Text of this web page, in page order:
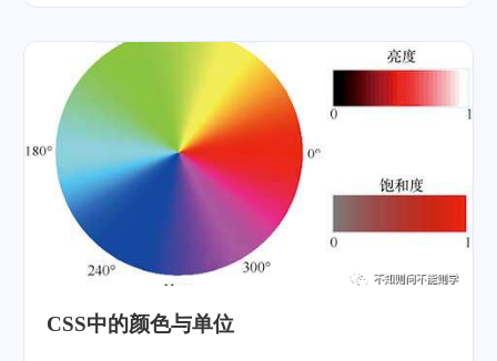
CSS中的颜色与单位